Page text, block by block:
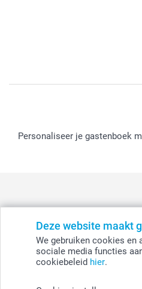
Deze website maakt
We gebruiken cookies en
sociale media functies
cookiebeleid hier.
Personaliseer je gastenboek
België - Belgique -